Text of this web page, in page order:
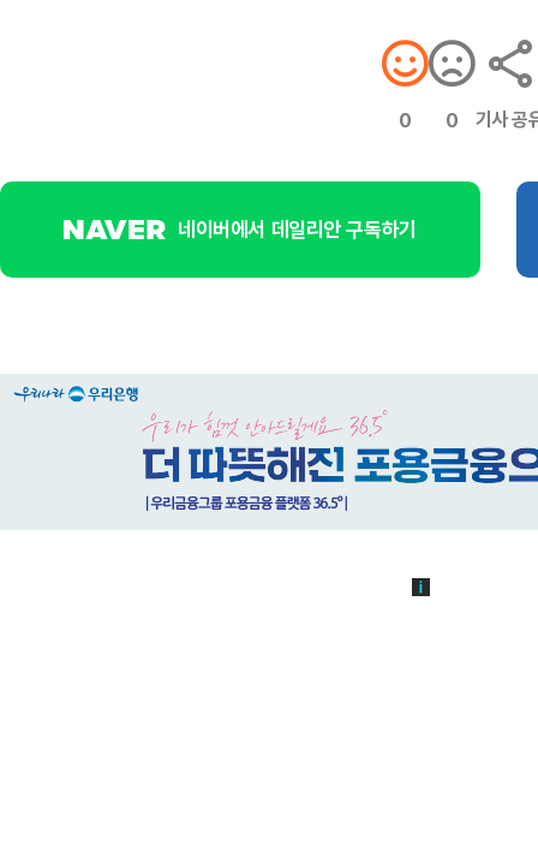
0 0 기사 공
네이버에서 데일리안 구독하기